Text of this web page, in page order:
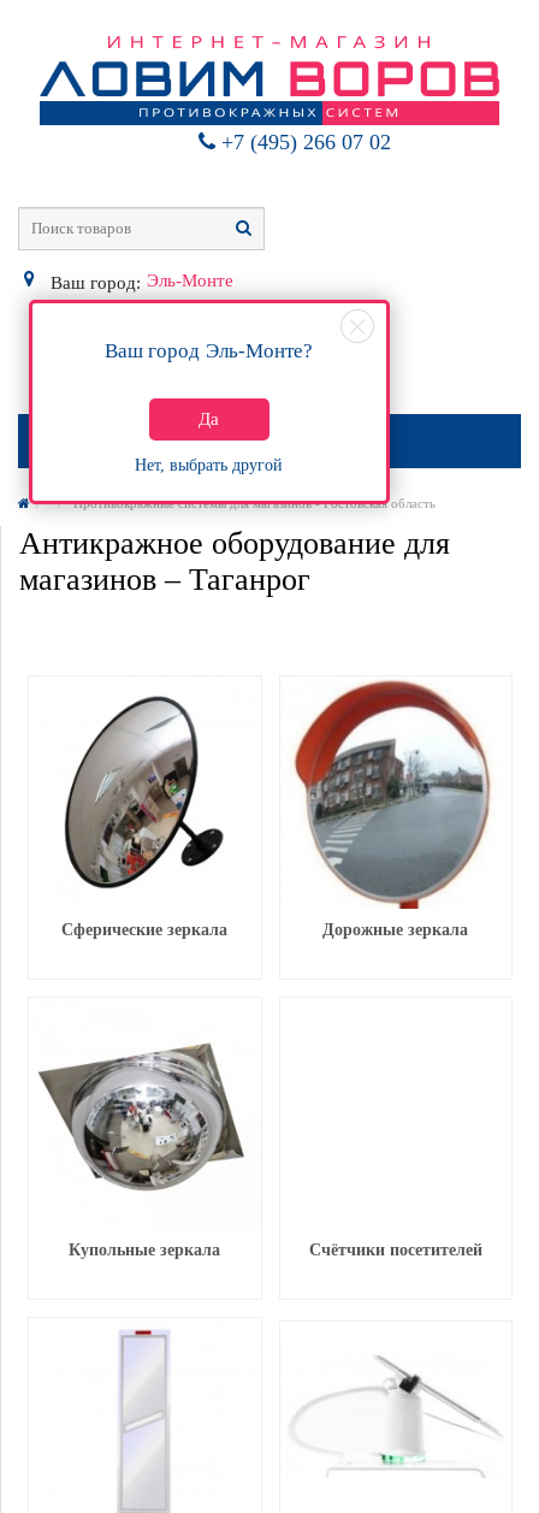
+7 (495) 266 07 02
Ваш город: Эль-Монте
Ваш город Эль-Монте?
Да
Нет, выбрать другой
0Р
МЕНЮ
Противокражные системы для магазинов - Ростовская область
Антикражное оборудование для
магазинов – Таганрог
Сферические зеркала Дорожные зеркала
Купольные зеркала Счётчики посетителей